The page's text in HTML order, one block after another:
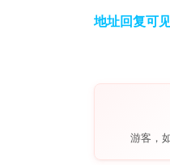
地址回复可
游客，